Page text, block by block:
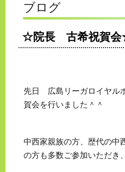
ブログ
☆院長 古希祝賀
先日 広島リーガロイヤル
賀会を行いました＾＾
中西家親族の方、歴代の中
の方も多数ご参加いただき